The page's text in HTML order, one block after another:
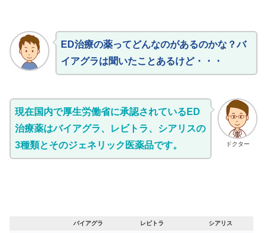
ED治療の薬ってどんなのがあるのかな？バ
イアグラは聞いたことあるけど・・・
ドクター
現在国内で厚生労働省に承認されているED
治療薬はバイアグラ、レビトラ、シアリスの
3種類とそのジェネリック医薬品です。
バイアグラ レビトラ シアリス